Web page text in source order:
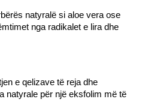
natyralë si aloe vera ose
nga radikalet e lira dhe
e qelizave të reja dhe
natyrale për një eksfolim më të